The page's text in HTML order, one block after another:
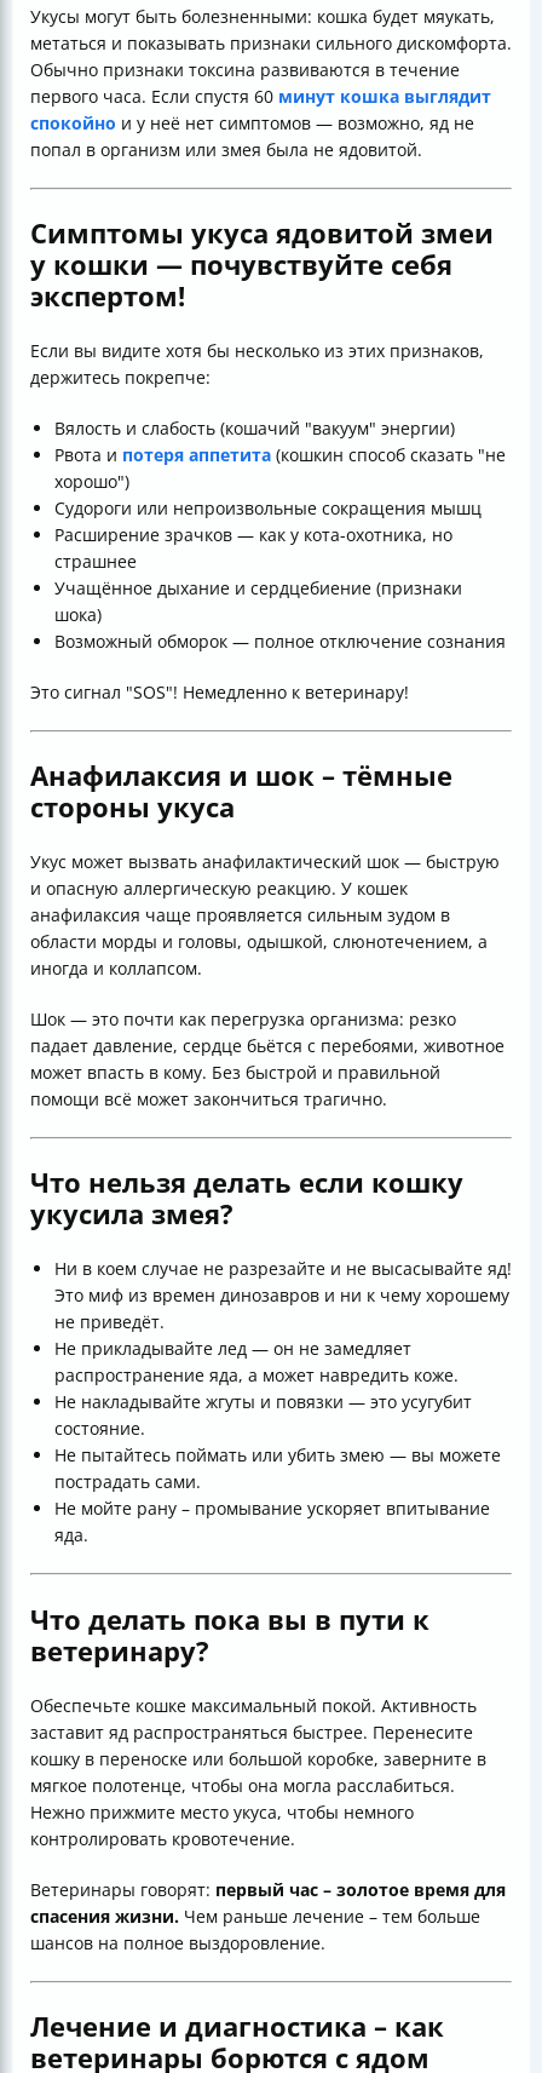
Укусы могут быть болезненными: кошка будет мяукать,
метаться и показывать признаки сильного дискомфорта.
Обычно признаки токсина развиваются в течение
первого часа. Если спустя 60 минут кошка выглядит
спокойно и у неё нет симптомов — возможно, яд не
попал в организм или змея была не ядовитой.
Симптомы укуса ядовитой змеи
у кошки — почувствуйте себя
экспертом!
Если вы видите хотя бы несколько из этих признаков,
держитесь покрепче:
Вялость и слабость (кошачий "вакуум" энергии)
Рвота и потеря аппетита (кошкин способ сказать "не
хорошо")
Судороги или непроизвольные сокращения мышц
Расширение зрачков — как у кота-охотника, но
страшнее
Учащённое дыхание и сердцебиение (признаки
шока)
Возможный обморок — полное отключение сознания
Это сигнал "SOS"! Немедленно к ветеринару!
Анафилаксия и шок – тёмные
стороны укуса
Укус может вызвать анафилактический шок — быструю
и опасную аллергическую реакцию. У кошек
анафилаксия чаще проявляется сильным зудом в
области морды и головы, одышкой, слюнотечением, а
иногда и коллапсом.
Шок — это почти как перегрузка организма: резко
падает давление, сердце бьётся с перебоями, животное
может впасть в кому. Без быстрой и правильной
помощи всё может закончиться трагично.
Что нельзя делать если кошку
укусила змея?
Ни в коем случае не разрезайте и не высасывайте яд!
Это миф из времен динозавров и ни к чему хорошему
не приведёт.
Не прикладывайте лед — он не замедляет
распространение яда, а может навредить коже.
Не накладывайте жгуты и повязки — это усугубит
состояние.
Не пытайтесь поймать или убить змею — вы можете
пострадать сами.
Не мойте рану – промывание ускоряет впитывание
яда.
Что делать пока вы в пути к
ветеринару?
Обеспечьте кошке максимальный покой. Активность
заставит яд распространяться быстрее. Перенесите
кошку в переноске или большой коробке, заверните в
мягкое полотенце, чтобы она могла расслабиться.
Нежно прижмите место укуса, чтобы немного
контролировать кровотечение.
Ветеринары говорят: первый час – золотое время для
спасения жизни. Чем раньше лечение – тем больше
шансов на полное выздоровление.
Лечение и диагностика – как
ветеринары борются с ядом